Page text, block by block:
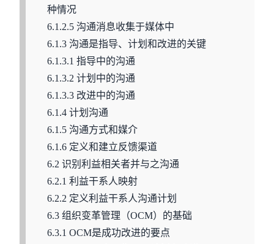
种情况
6.1.2.5 沟通消息收集于媒体中
6.1.3 沟通是指导、计划和改进的关键
6.1.3.1 指导中的沟通
6.1.3.2 计划中的沟通
6.1.3.3 改进中的沟通
6.1.4 计划沟通
6.1.5 沟通方式和媒介
6.1.6 定义和建立反馈渠道
6.2 识别利益相关者并与之沟通
6.2.1 利益干系人映射
6.2.2 定义利益干系人沟通计划
6.3 组织变革管理（OCM）的基础
6.3.1 OCM是成功改进的要点